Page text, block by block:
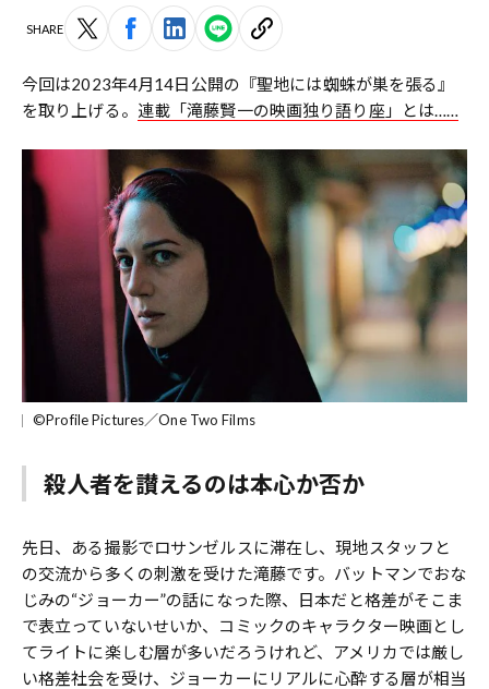
SHARE
今回は2023年4月14日公開の『聖地には蜘蛛が巣を張る』
を取り上げる。 連載「滝藤賢一の映画独り語り座」とは……
©Profile Pictures／One Two Films
殺人者を讃えるのは本心か否か
先日、ある撮影でロサンゼルスに滞在し、現地スタッフと
の交流から多くの刺激を受けた滝藤です。バットマンでおな
じみの“ジョーカー”の話になった際、日本だと格差がそこま
で表立っていないせいか、コミックのキャラクター映画とし
てライトに楽しむ層が多いだろうけれど、アメリカでは厳し
い格差社会を受け、ジョーカーにリアルに心酔する層が相当